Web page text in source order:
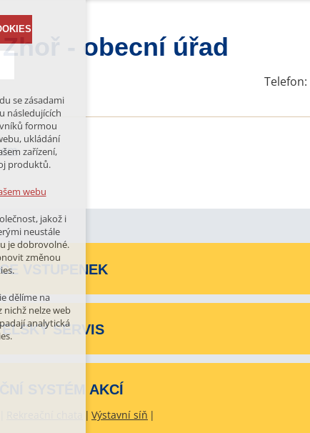
- obecní úřad
Telefon:
VSTUPENEK
SERVIS
SYSTÉM AKCÍ
Výstavní síň
apod.
webu
se zásadami
následujících
formou
ukládání
zařízení,
produktů.
webu
jakož i
neustále
je dobrovolné.
změnou
dělíme na
nelze web
analytická